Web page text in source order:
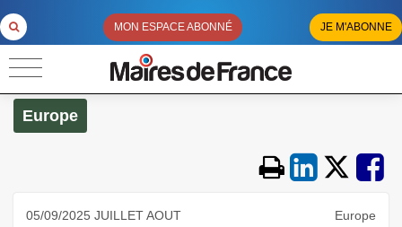
MON ESPACE ABONNÉ JE M'ABONNE
Europe
05/09/2025 JUILLET AOUT
Europe